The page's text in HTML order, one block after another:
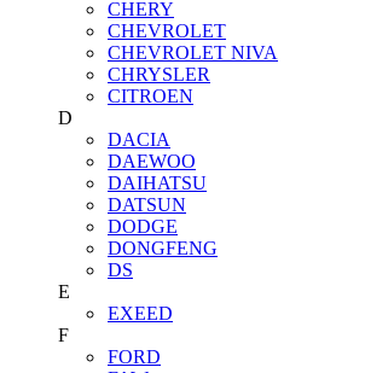
CHERY
CHEVROLET
CHEVROLET NIVA
CHRYSLER
CITROEN
D
DACIA
DAEWOO
DAIHATSU
DATSUN
DODGE
DONGFENG
DS
E
EXEED
F
FORD